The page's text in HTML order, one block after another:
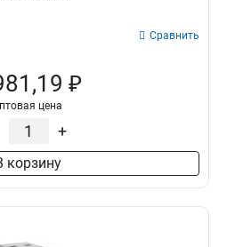
Сравнить
₽
цена
+
корзину